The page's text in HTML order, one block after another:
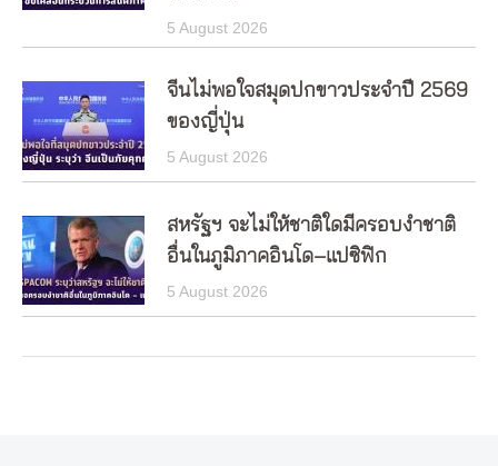
5 August 2026
จีนไม่พอใจสมุดปกขาวประจำปี 2569
ของญี่ปุ่น
5 August 2026
สหรัฐฯ จะไม่ให้ชาติใดมีครอบงำชาติ
อื่นในภูมิภาคอินโด–แปซิฟิก
5 August 2026